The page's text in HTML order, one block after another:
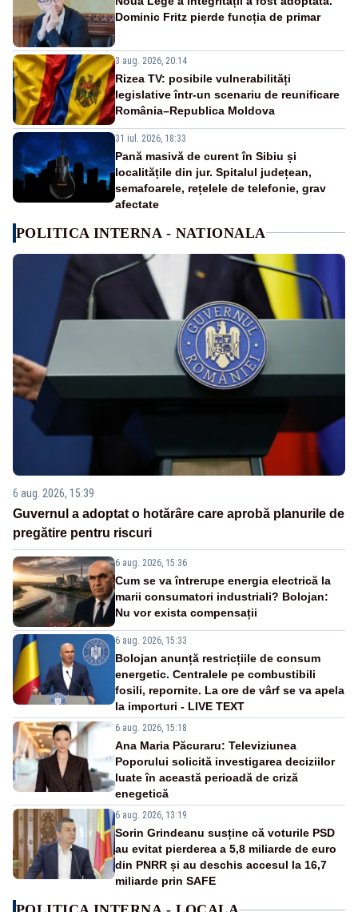
Dominic Fritz pierde funcția de primar
3 aug. 2026, 20:14
Rizea TV: posibile vulnerabilități
legislative într-un scenariu de reunificare
România–Republica Moldova
31 iul. 2026, 18:33
Pană masivă de curent în Sibiu și
localitățile din jur. Spitalul județean,
semafoarele, rețelele de telefonie, grav
afectate
POLITICA INTERNA - NATIONALA
6 aug. 2026, 15:39
Guvernul a adoptat o hotărâre care aprobă planurile de
pregătire pentru riscuri
6 aug. 2026, 15:36
Cum se va întrerupe energia electrică la
marii consumatori industriali? Bolojan:
Nu vor exista compensații
6 aug. 2026, 15:33
Bolojan anunță restricțiile de consum
energetic. Centralele pe combustibili
fosili, repornite. La ore de vârf se va apela
la importuri - LIVE TEXT
6 aug. 2026, 15:18
Ana Maria Păcuraru: Televiziunea
Poporului solicită investigarea deciziilor
luate în această perioadă de criză
enegetică
6 aug. 2026, 13:19
Sorin Grindeanu susține că voturile PSD
au evitat pierderea a 5,8 miliarde de euro
din PNRR și au deschis accesul la 16,7
miliarde prin SAFE